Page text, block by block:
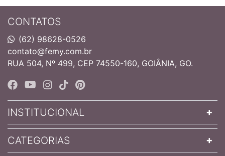
CONTATOS
(62) 98628-0526
contato@femy.com.br
RUA 504, Nº 499, CEP 74550-160, GOIÂNIA, GO.
INSTITUCIONAL
CATEGORIAS